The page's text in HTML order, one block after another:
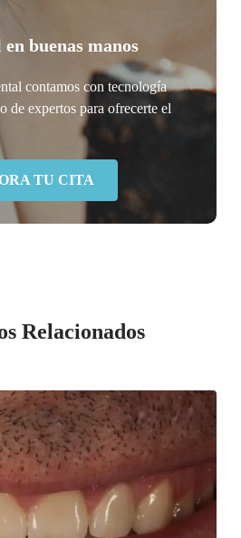
buenas manos
contamos con tecnología
de expertos para ofrecerte el
TU CITA
Relacionados